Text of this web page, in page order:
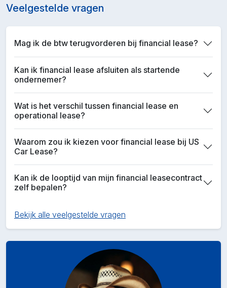
Veelgestelde vragen
Mag ik de btw terugvorderen bij financial lease?
Kan ik financial lease afsluiten als startende
ondernemer?
Wat is het verschil tussen financial lease en
operational lease?
Waarom zou ik kiezen voor financial lease bij US
Car Lease?
Kan ik de looptijd van mijn financial leasecontract
zelf bepalen?
Bekijk alle veelgestelde vragen